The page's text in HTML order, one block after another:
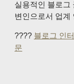
실용적인 블로그
변인으로서 업계
???? 블로그 인
문